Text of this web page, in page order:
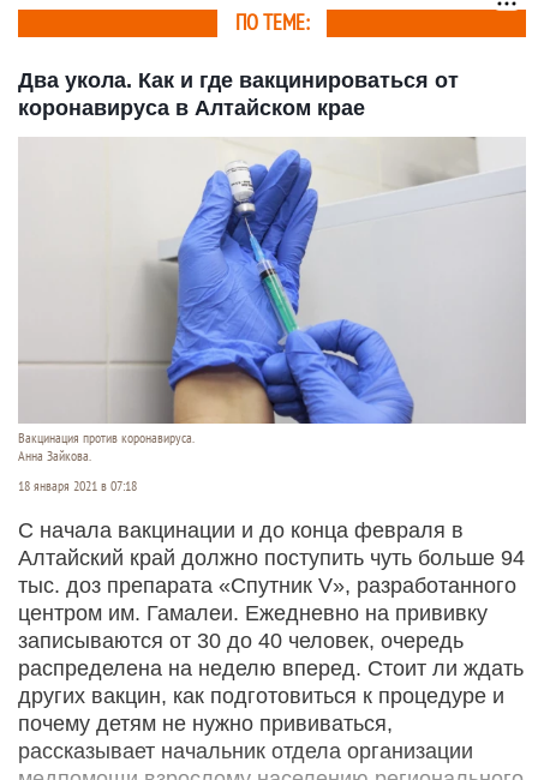
ПО ТЕМЕ:
Два укола. Как и где вакцинироваться от
коронавируса в Алтайском крае
Вакцинация против коронавируса.
Анна Зайкова.
18 января 2021 в 07:18
С начала вакцинации и до конца февраля в
Алтайский край должно поступить чуть больше 94
тыс. доз препарата «Спутник V», разработанного
центром им. Гамалеи. Ежедневно на прививку
записываются от 30 до 40 человек, очередь
распределена на неделю вперед. Стоит ли ждать
других вакцин, как подготовиться к процедуре и
почему детям не нужно прививаться,
рассказывает начальник отдела организации